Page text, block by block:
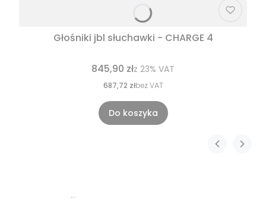
Głośniki jbl słuchawki - CHARGE 4
845,90 złz 23% VAT
687,72 złbez VAT
Do koszyka